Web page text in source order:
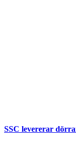
SSC levererar